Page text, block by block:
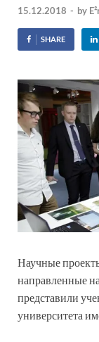
15.12.2018 - by
SHARE
Научные
направленные
представили
университета